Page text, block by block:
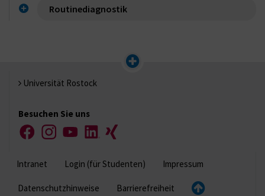
Routinediagnostik
Universität Rostock
Besuchen Sie uns
FacebookInstagramYouTubeLinkedIn
Xing
Intranet Login (für Studenten) Impressum
Datenschutzhinweise Barrierefreiheit